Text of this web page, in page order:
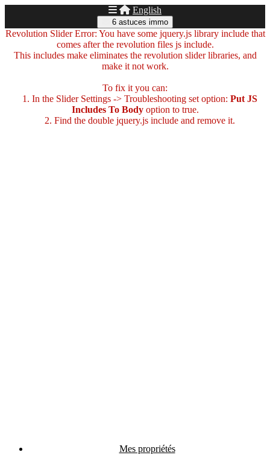
English
6 astuces immo
Revolution Slider Error: You have some jquery.js library include that
comes after the revolution files js include.
This includes make eliminates the revolution slider libraries, and
make it not work.
To fix it you can:
1. In the Slider Settings -> Troubleshooting set option: Put JS
Includes To Bodyoption to true.
2. Find the double jquery.js include and remove it.
Mes propriétés